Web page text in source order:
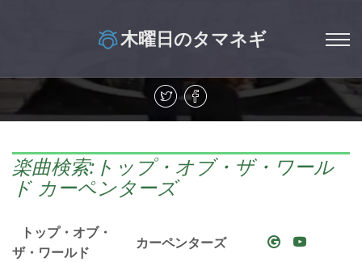
木曜日のタマネギ
楽曲検索:トップ・オブ・ザ・ワール
ド カーペンターズ
トップ・オブ・
ザ・ワールド
カーペンターズ